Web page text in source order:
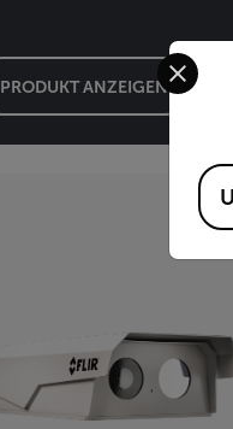
PRODUKT ANZEIGEN
Select